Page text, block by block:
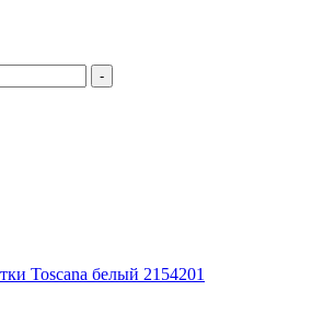
-
Toscana белый 2154201